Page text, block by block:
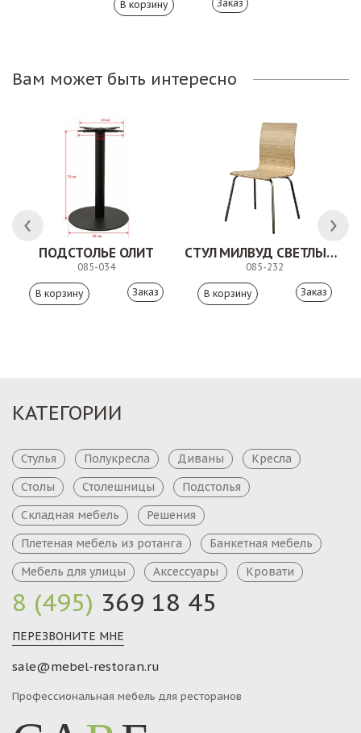
Заказ
Вам может быть интересно
ПОДСТОЛЬЕ ОЛИТ
085-034
Заказ
СТУЛ МИЛВУД СВЕТЛЫЙ ШЕЛК
085-232
Заказ
8 (495) 369 18 45
ПЕРЕЗВОНИТЕ МНЕ
sale@mebel-restoran.ru
Профессиональная мебель для ресторанов
КАТЕГОРИИ
Стулья Полукресла Диваны
Кресла
Столы
Столешницы
Подстолья
Складная мебель
Решения
Плетеная мебель из ротанга
Банкетная мебель
Мебель для улицы
Аксессуары Кровати